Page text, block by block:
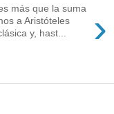
›
más que la suma
a Aristóteles
y, hast...